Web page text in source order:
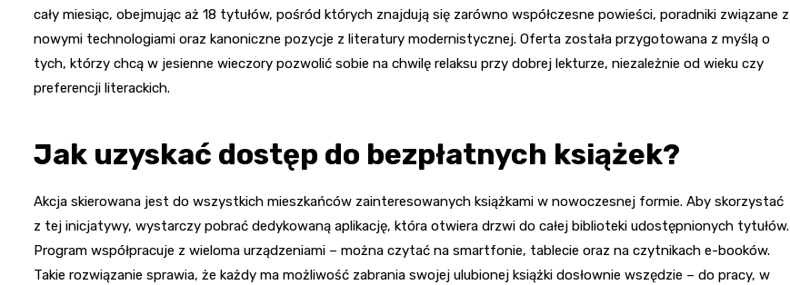
cały miesiąc, obejmując aż 18 tytułów, pośród których znajdują się zarówno współczesne powieści, poradniki związane z
nowymi technologiami oraz kanoniczne pozycje z literatury modernistycznej. Oferta została przygotowana z myślą o
tych, którzy chcą w jesienne wieczory pozwolić sobie na chwilę relaksu przy dobrej lekturze, niezależnie od wieku czy
preferencji literackich.
Jak uzyskać dostęp do bezpłatnych książek?
Akcja skierowana jest do wszystkich mieszkańców zainteresowanych książkami w nowoczesnej formie. Aby skorzystać
z tej inicjatywy, wystarczy pobrać dedykowaną aplikację, która otwiera drzwi do całej biblioteki udostępnionych tytułów.
Program współpracuje z wieloma urządzeniami – można czytać na smartfonie, tablecie oraz na czytnikach e-booków.
Takie rozwiązanie sprawia, że każdy ma możliwość zabrania swojej ulubionej książki dosłownie wszędzie – do pracy, w